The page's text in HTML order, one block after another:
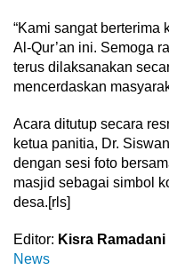
“Kami sangat berterima
Al-Qur’an ini. Semoga
terus dilaksanakan
mencerdaskan
Acara ditutup secara
ketua panitia, Dr.
dengan sesi foto
masjid sebagai simbol
desa.[rls]
Editor: Kisra Ramadani
News